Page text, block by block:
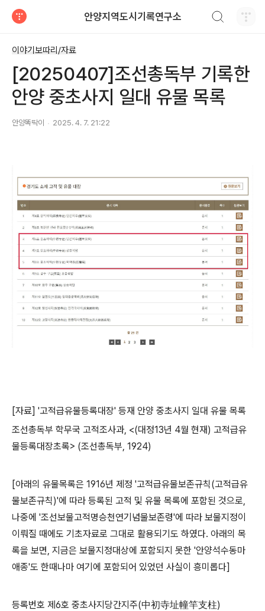
안양지역도시기록연구소
이야기보따리/자료
[20250407]조선총독부 기록한
안양 중초사지 일대 유물 목록
안양똑딱이 2025. 4. 7. 21:22
[자료] '고적급유물등록대장' 등재 안양 중초사지 일대 유물 목록
조선총독부 학무국 고적조사과, <(대정13년 4월 현재) 고적급유
물등록대장초록> (조선총독부, 1924)
[아래의 유물목록은 1916년 제정 '고적급유물보존규칙(고적급유
물보존규칙)'에 따라 등록된 고적 및 유물 목록에 포함된 것으로,
나중에 '조선보물고적명승천연기념물보존령'에 따라 보물지정이
이뤄질 때에도 기초자료로 그대로 활용되기도 하였다. 아래의 목
록을 보면, 지금은 보물지정대상에 포함되지 못한 '안양석수동마
애종'도 한때나마 여기에 포함되어 있었던 사실이 흥미롭다]
등록번호 제 6호 중초사지당간지주(中初寺址幢竿支柱)